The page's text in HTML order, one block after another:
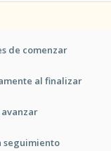
de comenzar
al finalizar
seguimiento